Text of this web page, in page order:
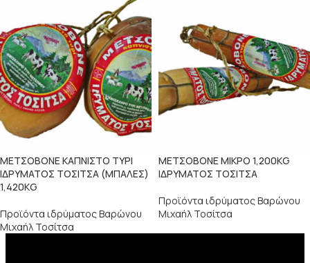
ΜΕΤΣΟΒΟΝΕ ΚΑΠΝΙΣΤΟ ΤΥΡΙ
ΙΔΡΥΜΑΤΟΣ ΤΟΣΙΤΣΑ (ΜΠΑΛΕΣ)
1,420KG
Προϊόντα ιδρύματος Βαρώνου
Μιχαήλ Τοσίτσα
ΜΕΤΣΟΒΟΝΕ ΜΙΚΡΟ 1,200KG
ΙΔΡΥΜΑΤΟΣ ΤΟΣΙΤΣΑ
Προϊόντα ιδρύματος Βαρώνου
Μιχαήλ Τοσίτσα